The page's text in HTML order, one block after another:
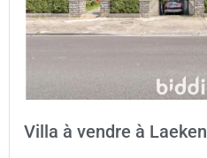
Villa à vendre à Laeken